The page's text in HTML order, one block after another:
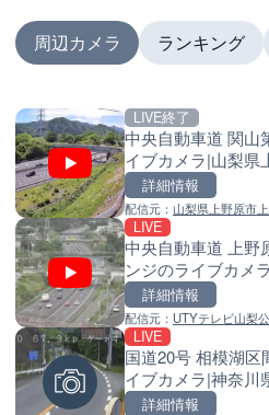
周辺カメラ
LIVE終了
中央自動車道 関山
イブカメラ|山梨県
詳細情報
配信元： 山梨県上野原市
LIVE
中央自動車道 上野
ンジのライブカメ
市
詳細情報
配信元： UTYテレビ山梨
LIVE
国道20号 相模湖区
イブカメラ|神奈川
詳細情報
ランキング
日
カ
配信
羽
ラ
配信
の
南
歌
配信
比
イ
配信
小
ラ